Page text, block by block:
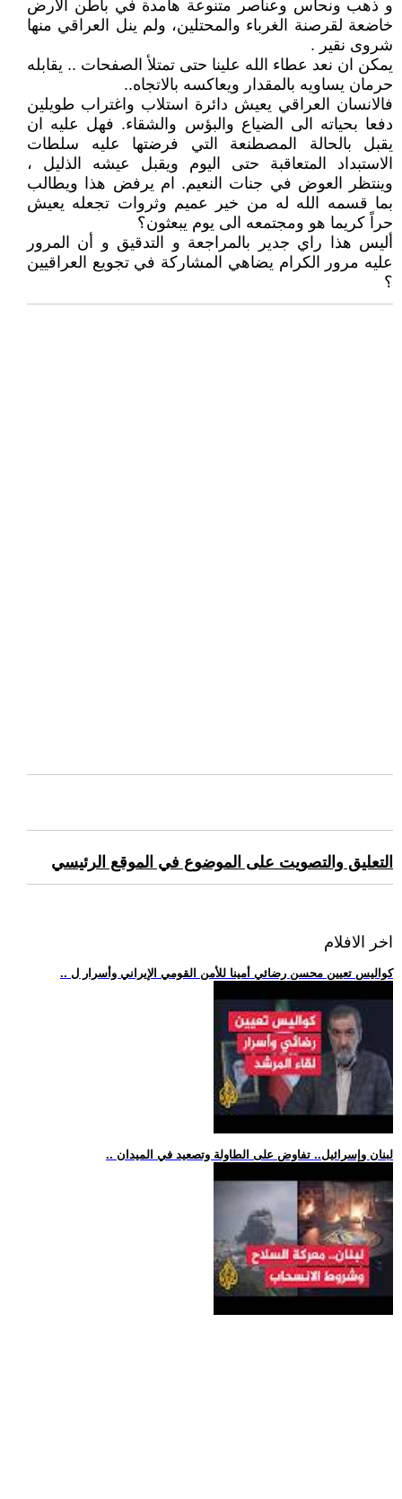
و ذهب ونحاس وعناصر متنوعة هامدة في باطن الارض
خاضعة لقرصنة الغرباء والمحتلين، ولم ينل العراقي منها
شروى نقير .
يمكن ان نعد عطاء الله علينا حتى تمتلأ الصفحات .. يقابله
حرمان يساويه بالمقدار ويعاكسه بالاتجاه..
فالانسان العراقي يعيش دائرة استلاب واغتراب طويلين
دفعا بحياته الى الضياع والبؤس والشقاء. فهل عليه ان
يقبل بالحالة المصطنعة التي فرضتها عليه سلطات
الاستبداد المتعاقبة حتى اليوم ويقبل عيشه الذليل ،
وينتظر العوض في جنات النعيم. ام يرفض هذا ويطالب
بما قسمه الله له من خير عميم وثروات تجعله يعيش
حراً كريما هو ومجتمعه الى يوم يبعثون؟
أليس هذا راي جدير بالمراجعة و التدقيق و أن المرور
عليه مرور الكرام يضاهي المشاركة في تجويع العراقيين
؟
التعليق والتصويت على الموضوع في الموقع الرئيسي
اخر الافلام
.. كواليس تعيين محسن رضائي أمينا للأمن القومي الإيراني وأسرار ل
.. لبنان وإسرائيل.. تفاوض على الطاولة وتصعيد في الميدان